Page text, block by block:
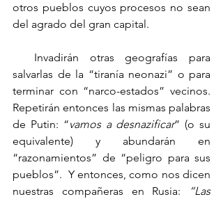
otros pueblos cuyos procesos no sean
del agrado del gran capital.
salvarlas de la “tiranía neonazi” o para
terminar con “narco-estados” vecinos.
Repetirán entonces las mismas palabras
de Putin: “vamos a desnazificar” (o su
equivalente) y abundarán en
“razonamientos” de “peligro para sus
pueblos”.  Y entonces, como nos dicen
nuestras compañeras en Rusia: “Las